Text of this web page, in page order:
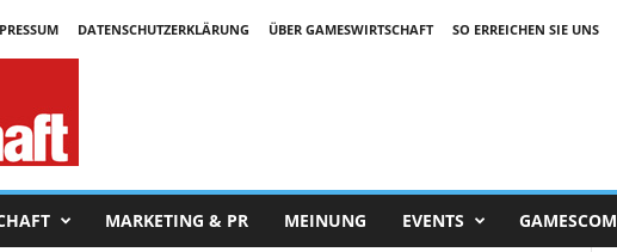
DATENSCHUTZERKLÄRUNG ÜBER GAMESWIRTSCHAFT SO ERREICHEN SIE UNS
MARKETING & PR MEINUNG EVENTS GAMESCOM